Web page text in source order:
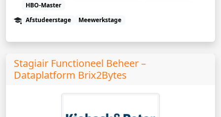
HBO-Master
Afstudeerstage
Meewerkstage
Stagiair Functioneel Beheer –
Dataplatform Brix2Bytes